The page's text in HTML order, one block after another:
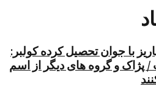
با جوان تحصیل کرده کولبر:
و گروه های دیگر از اسم